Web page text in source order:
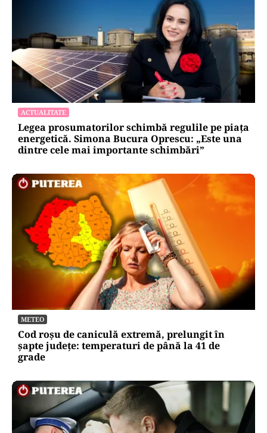
ACTUALITATE
Legea prosumatorilor schimbă regulile pe piața
energetică. Simona Bucura Oprescu: „Este una
dintre cele mai importante schimbări”
METEO
Cod roșu de caniculă extremă, prelungit în
șapte județe: temperaturi de până la 41 de
grade